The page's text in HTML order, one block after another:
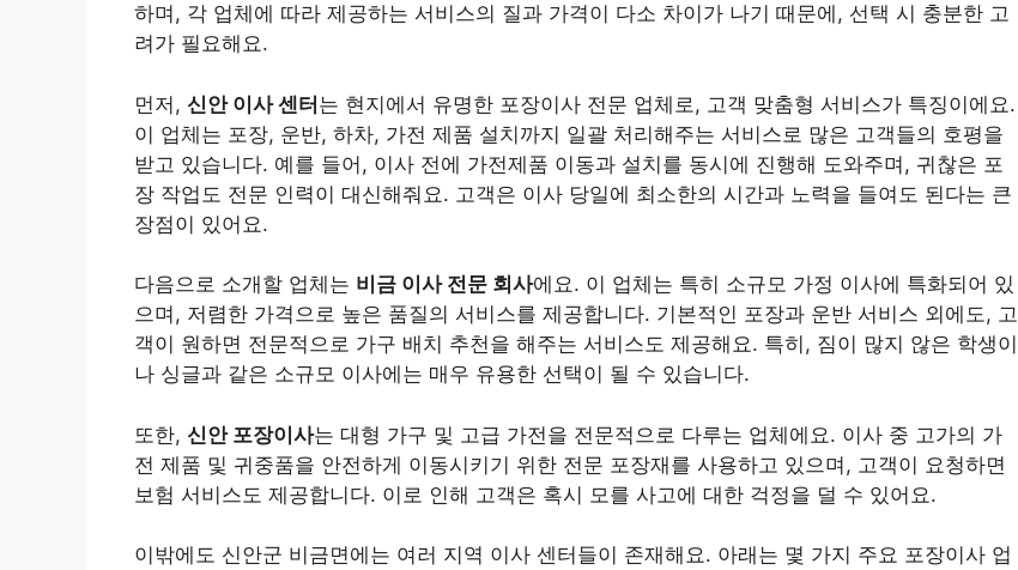
하며, 각 업체에 따라 제공하는 서비스의 질과 가격이 다소 차이가 나기 때문에, 선택 시 충분한 고
려가 필요해요.
먼저, 신안 이사 센터는 현지에서 유명한 포장이사 전문 업체로, 고객 맞춤형 서비스가 특징이에요.
이 업체는 포장, 운반, 하차, 가전 제품 설치까지 일괄 처리해주는 서비스로 많은 고객들의 호평을
받고 있습니다. 예를 들어, 이사 전에 가전제품 이동과 설치를 동시에 진행해 도와주며, 귀찮은 포
장 작업도 전문 인력이 대신해줘요. 고객은 이사 당일에 최소한의 시간과 노력을 들여도 된다는 큰
장점이 있어요.
다음으로 소개할 업체는 비금 이사 전문 회사에요. 이 업체는 특히 소규모 가정 이사에 특화되어 있
으며, 저렴한 가격으로 높은 품질의 서비스를 제공합니다. 기본적인 포장과 운반 서비스 외에도, 고
객이 원하면 전문적으로 가구 배치 추천을 해주는 서비스도 제공해요. 특히, 짐이 많지 않은 학생이
나 싱글과 같은 소규모 이사에는 매우 유용한 선택이 될 수 있습니다.
또한, 신안 포장이사는 대형 가구 및 고급 가전을 전문적으로 다루는 업체에요. 이사 중 고가의 가
전 제품 및 귀중품을 안전하게 이동시키기 위한 전문 포장재를 사용하고 있으며, 고객이 요청하면
보험 서비스도 제공합니다. 이로 인해 고객은 혹시 모를 사고에 대한 걱정을 덜 수 있어요.
이밖에도 신안군 비금면에는 여러 지역 이사 센터들이 존재해요. 아래는 몇 가지 주요 포장이사 업